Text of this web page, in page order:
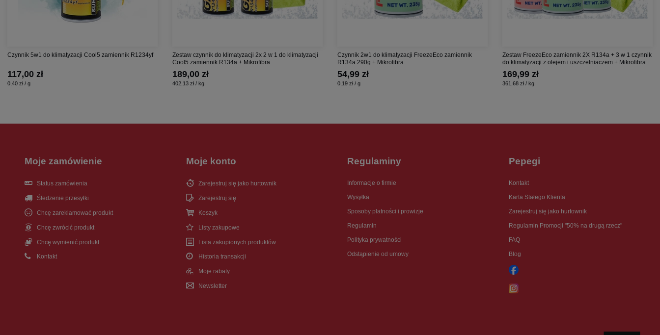
Czynnik 5w1 do klimatyzacji Cool5 zamiennik R1234yf
117,00 zł
0,40 zł / g
Zestaw czynnik do klimatyzacji 2x 2 w 1 do klimatyzacji
Cool5 zamiennik R134a + Mikrofibra
189,00 zł
402,13 zł / kg
Czynnik 2w1 do klimatyzacji FreezeEco zamiennik
R134a 290g + Mikrofibra
54,99 zł
0,19 zł / g
Zestaw FreezeEco zamiennik 2X R134a + 3 w 1 czynnik
do klimatyzacji z olejem i uszczelniaczem + Mikrofibra
169,99 zł
361,68 zł / kg
Moje zamówienie
Status zamówienia
Śledzenie przesyłki
Chcę zareklamować produkt
Chcę zwrócić produkt
Chcę wymienić produkt
Kontakt
Moje konto
Zarejestruj się jako hurtownik
Zarejestruj się
Koszyk
Listy zakupowe
Lista zakupionych produktów
Historia transakcji
Moje rabaty
Newsletter
Regulaminy
Informacje o firmie
Wysyłka
Sposoby płatności i prowizje
Regulamin
Polityka prywatności
Odstąpienie od umowy
Pepegi
Kontakt
Karta Stałego Klienta
Zarejestruj się jako hurtownik
Regulamin Promocji "50% na drugą rzecz"
FAQ
Blog